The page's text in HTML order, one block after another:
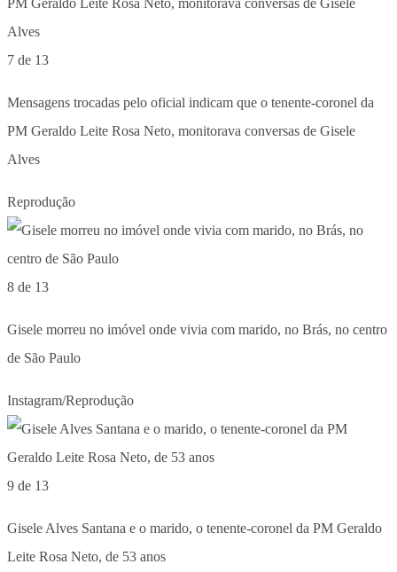
7 de 13
Mensagens trocadas pelo oficial indicam que o tenente-coronel da
PM Geraldo Leite Rosa Neto, monitorava conversas de Gisele
Alves
Reprodução
8 de 13
Gisele morreu no imóvel onde vivia com marido, no Brás, no centro
de São Paulo
Instagram/Reprodução
9 de 13
Gisele Alves Santana e o marido, o tenente-coronel da PM Geraldo
Leite Rosa Neto, de 53 anos